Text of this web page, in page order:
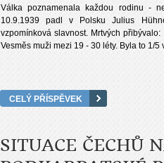
Válka poznamenala každou rodinu -
10.9.1939 padl v Polsku Julius
vzpomínková slavnost. Mrtvých
Vesměs muži mezi 19 - 30 léty. Byla to 1/5
CELÝ PŘÍSPĚVEK
SITUACE ČECHŮ